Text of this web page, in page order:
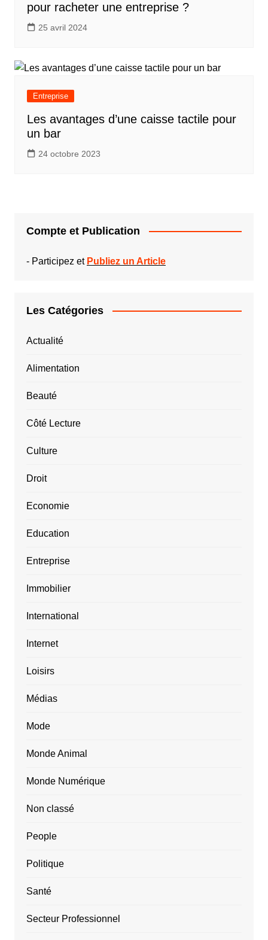
pour racheter une entreprise ?
25 avril 2024
Entreprise
Les avantages d’une caisse tactile pour
un bar
24 octobre 2023
Compte et Publication
- Participez et Publiez un Article
Les Catégories
Actualité
Alimentation
Beauté
Côté Lecture
Culture
Droit
Economie
Education
Entreprise
Immobilier
International
Internet
Loisirs
Médias
Mode
Monde Animal
Monde Numérique
Non classé
People
Politique
Santé
Secteur Professionnel